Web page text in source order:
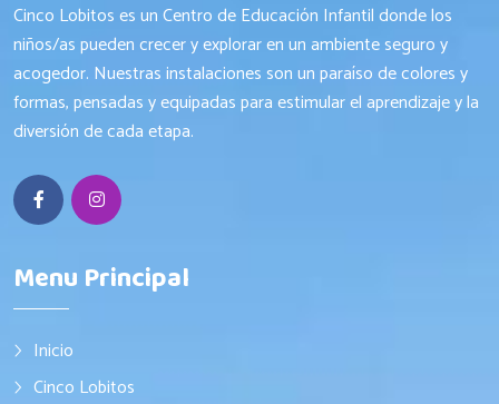
Cinco Lobitos es un Centro de Educación Infantil donde los
niños/as pueden crecer y explorar en un ambiente seguro y
acogedor. Nuestras instalaciones son un paraíso de colores y
formas, pensadas y equipadas para estimular el aprendizaje y la
diversión de cada etapa.
Menu Principal
Inicio
Cinco Lobitos